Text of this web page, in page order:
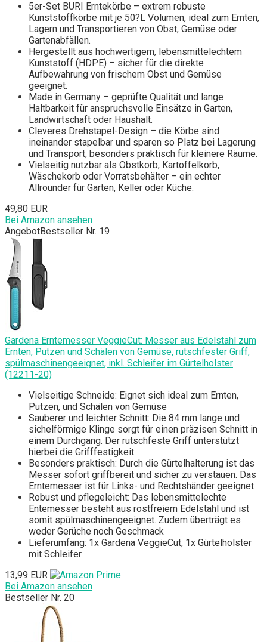
5er-Set BURI Erntekörbe – extrem robuste
Kunststoffkörbe mit je 50?L Volumen, ideal zum Ernten,
Lagern und Transportieren von Obst, Gemüse oder
Gartenabfällen.
Hergestellt aus hochwertigem, lebensmittelechtem
Kunststoff (HDPE) – sicher für die direkte
Aufbewahrung von frischem Obst und Gemüse
geeignet.
Made in Germany – geprüfte Qualität und lange
Haltbarkeit für anspruchsvolle Einsätze in Garten,
Landwirtschaft oder Haushalt.
Cleveres Drehstapel-Design – die Körbe sind
ineinander stapelbar und sparen so Platz bei Lagerung
und Transport, besonders praktisch für kleinere Räume.
Vielseitig nutzbar als Obstkorb, Kartoffelkorb,
Wäschekorb oder Vorratsbehälter – ein echter
Allrounder für Garten, Keller oder Küche.
49,80 EUR
Bei Amazon ansehen
AngebotBestseller Nr. 19
Gardena Erntemesser VeggieCut: Messer aus Edelstahl zum
Ernten, Putzen und Schälen von Gemüse, rutschfester Griff,
spülmaschinengeeignet, inkl. Schleifer im Gürtelholster
(12211-20)
Vielseitige Schneide: Eignet sich ideal zum Ernten,
Putzen, und Schälen von Gemüse
Sauberer und leichter Schnitt: Die 84 mm lange und
sichelförmige Klinge sorgt für einen präzisen Schnitt in
einem Durchgang. Der rutschfeste Griff unterstützt
hierbei die Grifffestigkeit
Besonders praktisch: Durch die Gürtelhalterung ist das
Messer sofort griffbereit und sicher zu verstauen. Das
Erntemesser ist für Links- und Rechtshänder geeignet
Robust und pflegeleicht: Das lebensmittelechte
Entemesser besteht aus rostfreiem Edelstahl und ist
somit spülmaschinengeeignet. Zudem überträgt es
weder Gerüche noch Geschmack
Lieferumfang: 1x Gardena VeggieCut, 1x Gürtelholster
mit Schleifer
13,99 EUR
Bei Amazon ansehen
Bestseller Nr. 20